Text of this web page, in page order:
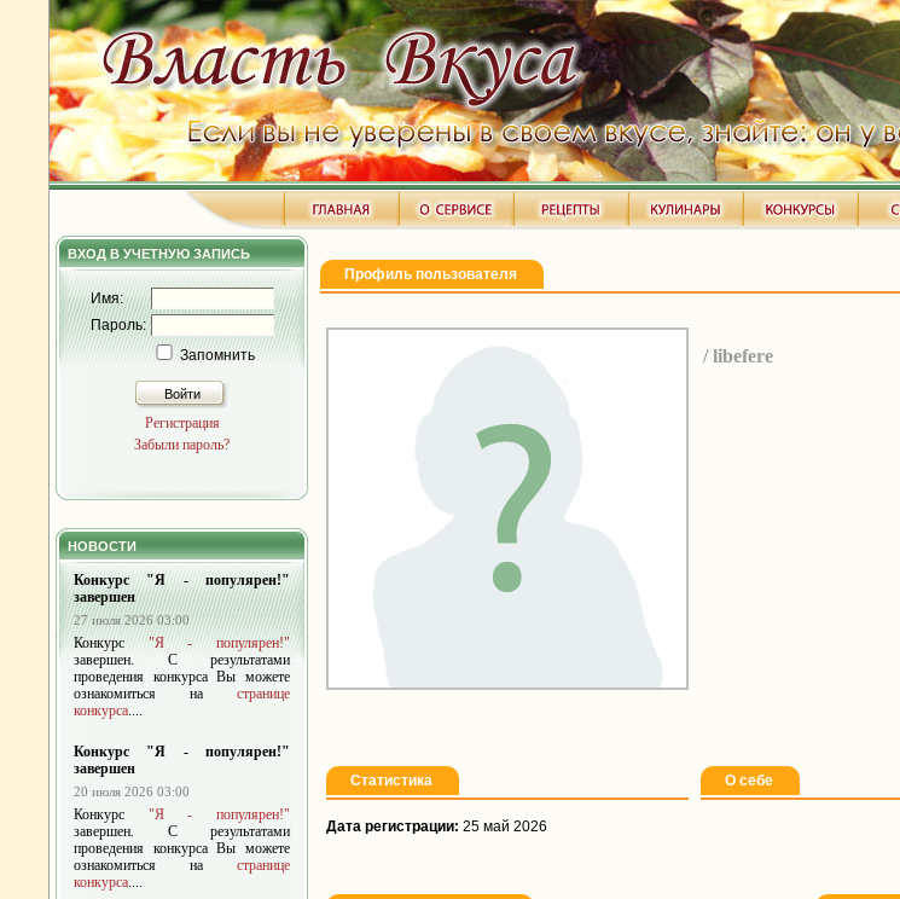
ВХОД В УЧЕТНУЮ ЗАПИСЬ
Имя:
Пароль:
Запомнить
Войти
Регистрация
Забыли пароль?
НОВОСТИ
Конкурс "Я - популярен!"
завершен
27 июля 2026 03:00
Конкурс"Я - популярен!"
завершен. С результатами
проведения конкурса Вы можете
ознакомиться на странице
конкурса....
Конкурс "Я - популярен!"
завершен
20 июля 2026 03:00
Конкурс "Я - популярен!"
завершен. С результатами
проведения конкурса Вы можете
ознакомиться на странице
конкурса....
Профиль пользователя
/ libefere
Статистика О себе
Дата регистрации: 25 май 2026